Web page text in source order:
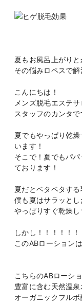
夏もお風呂上がりと
その悩みロペスで
こんにちは！
メンズ脱毛エステ
スタッフのカンタで
夏でもやっぱり乾
います！
そこで！夏でもパ
ております！
夏だとベタベタす
僕も夏はサラッと
やっぱりすぐ乾燥し
しかし！！！！！！
このABローション
こちらのABローシ
豊富に含む天然温泉
オーガニックフル